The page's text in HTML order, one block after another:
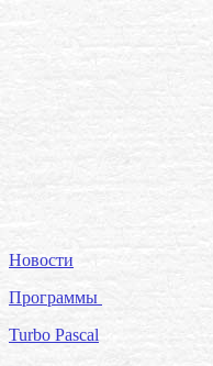
Новости
Программы
Turbo Pascal